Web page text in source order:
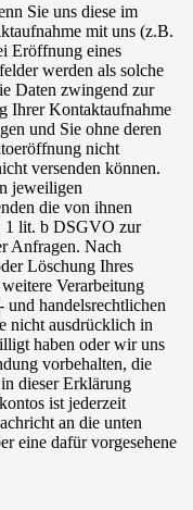
Sie uns diese im
mit uns (z.B.
Eröffnung eines
werden als solche
Daten zwingend zur
Ihrer Kontaktaufnahme
und Sie ohne deren
nicht
versenden können.
jeweiligen
die von ihnen
1 lit. b DSGVO zur
Anfragen. Nach
Löschung Ihres
Verarbeitung
und handelsrechtlichen
nicht ausdrücklich in
haben oder wir uns
vorbehalten, die
dieser Erklärung
ist jederzeit
an die unten
eine dafür vorgesehene